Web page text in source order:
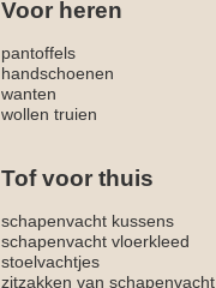
Voor heren
pantoffels
handschoenen
wanten
wollen truien
Tof voor thuis
schapenvacht kussens
schapenvacht vloerkleed
stoelvachtjes
zitzakken van schapenvacht